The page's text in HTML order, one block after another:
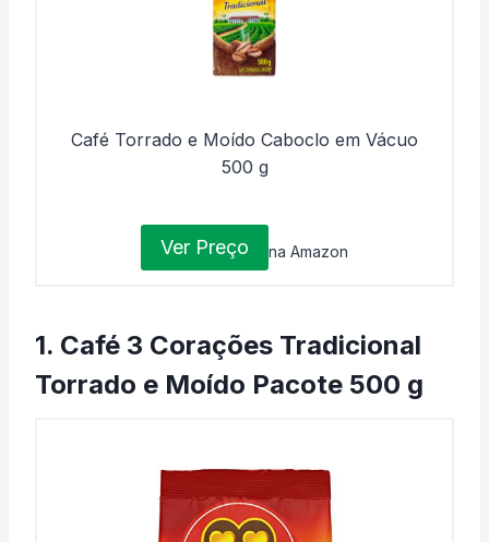
Café Torrado e Moído Caboclo em Vácuo
500 g
Ver Preço na Amazon
1. Café 3 Corações Tradicional
Torrado e Moído Pacote 500 g